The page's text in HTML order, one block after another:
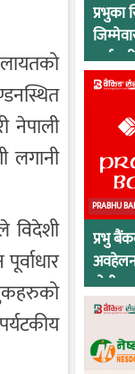
नेपाली
लगानी
विदेशी
प्रभुका
PRABHU
प्रभु
दोषी